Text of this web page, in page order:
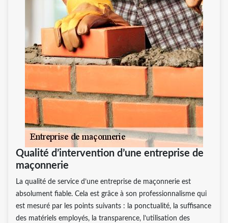
Qualité d’intervention d’une entreprise de
maçonnerie
La qualité de service d’une entreprise de maçonnerie est
absolument fiable. Cela est grâce à son professionnalisme qui
est mesuré par les points suivants : la ponctualité, la suffisance
des matériels employés, la transparence, l’utilisation des